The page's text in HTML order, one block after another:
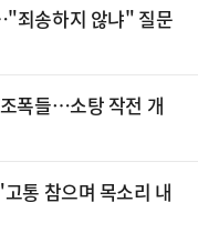
죄송하지 않냐" 질문
폭들…소탕 작전 개
통 참으며 목소리 내